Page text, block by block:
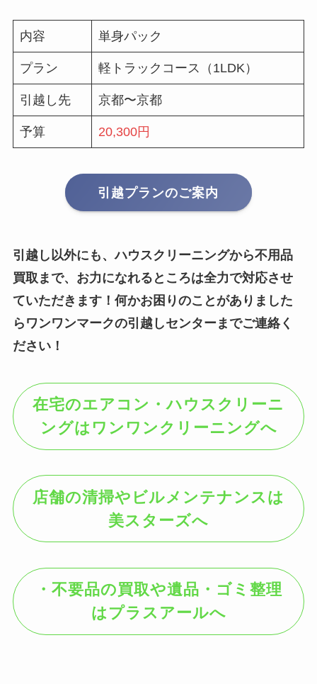
内容 単身パック
プラン 軽トラックコース（1LDK）
引越し先 京都〜京都
予算 20,300円
引越プランのご案内
引越し以外にも、ハウスクリーニングから不用品
買取まで、お力になれるところは全力で対応させ
ていただきます！何かお困りのことがありました
らワンワンマークの引越しセンターまでご連絡く
ださい！
在宅のエアコン・ハウスクリーニ
ングはワンワンクリーニングへ
店舗の清掃やビルメンテナンスは
美スターズへ
・不要品の買取や遺品・ゴミ整理
はプラスアールへ